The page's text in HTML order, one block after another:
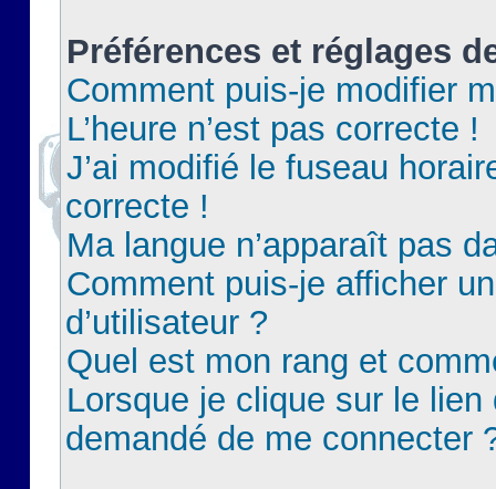
Préférences et réglages
Comment puis-je modifier
L’heure n’est pas correcte !
J’ai modifié le fuseau
correcte !
Ma langue n’apparaît pas
Comment puis-je afficher
d’utilisateur ?
Quel est mon rang et
Lorsque je clique sur le lien
demandé de me connecter